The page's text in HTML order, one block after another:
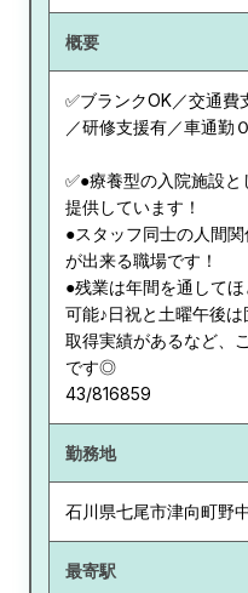
概要
✅ブランクOK／交通
／研修支援有／車通勤
✅●療養型の入院施設
提供しています！
●スタッフ同士の人間
が出来る職場です！
●残業は年間を通して
可能♪日祝と土曜午後
取得実績があるなど、
です◎
43/816859
勤務地
石川県七尾市津向町野
最寄駅